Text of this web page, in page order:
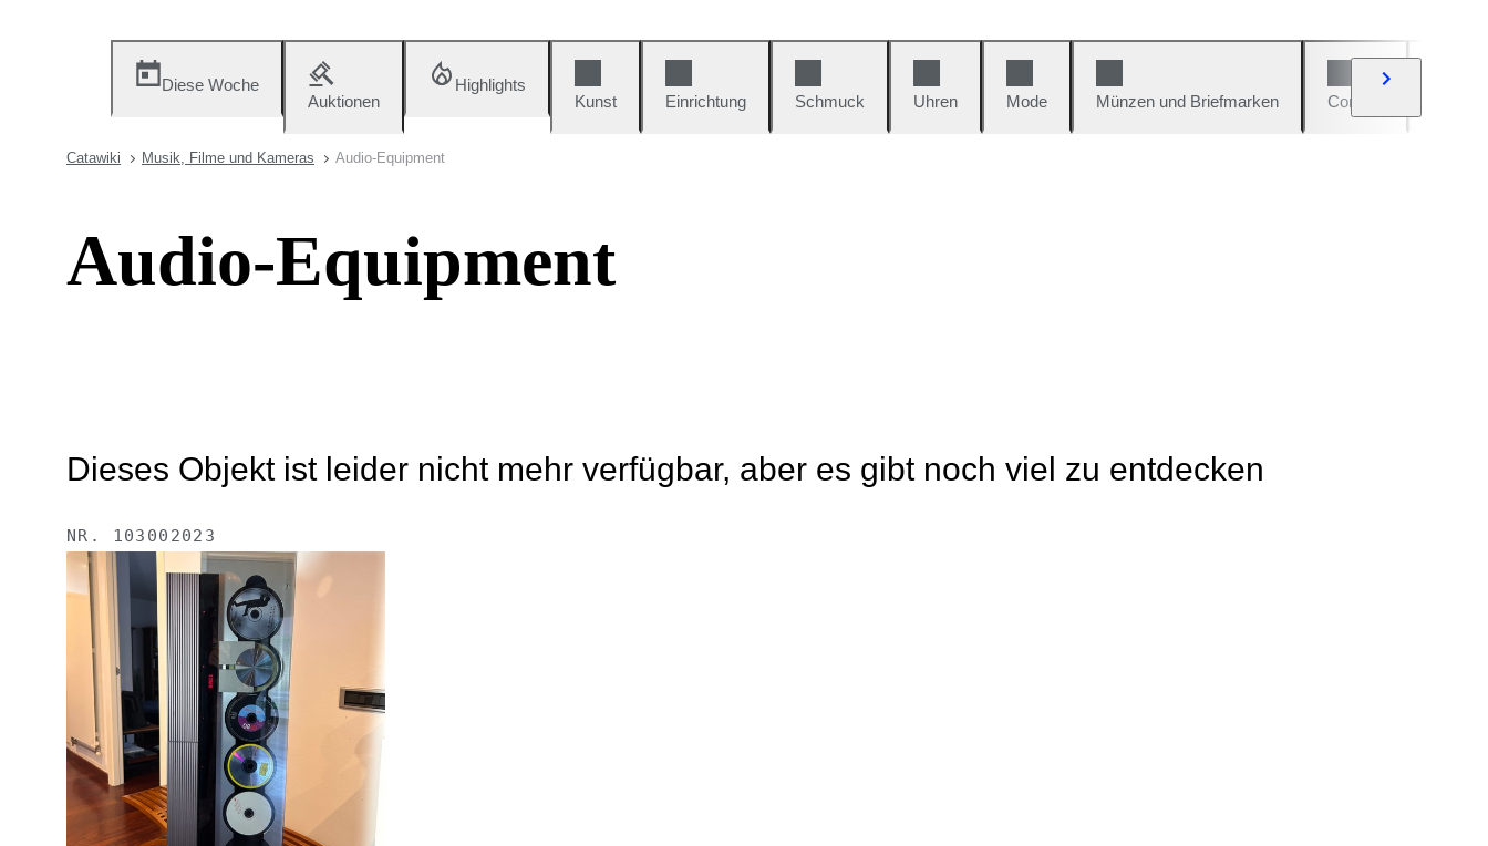
Diese Woche
Auktionen
Highlights
Kunst
Einrichtung Schmuck Uhren Mode Münzen und Briefmarken Comics
Catawiki Musik, Filme und Kameras Audio-Equipment
Audio-Equipment
Dieses Objekt ist leider nicht mehr verfügbar, aber es gibt noch viel zu entdecken
NR. 103002023